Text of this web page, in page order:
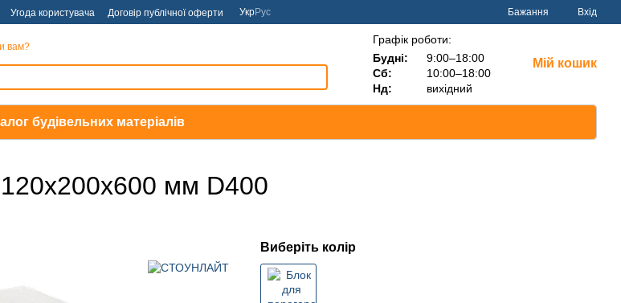
Угода користувача Договір публічної оферти УкрРус Бажання Вхід
вам?
Графік роботи:
Будні:
9:00–18:00
Сб:
10:00–18:00
Нд:
вихідний
Мій кошик
будівельних матеріалів
мм D400
Виберіть колір